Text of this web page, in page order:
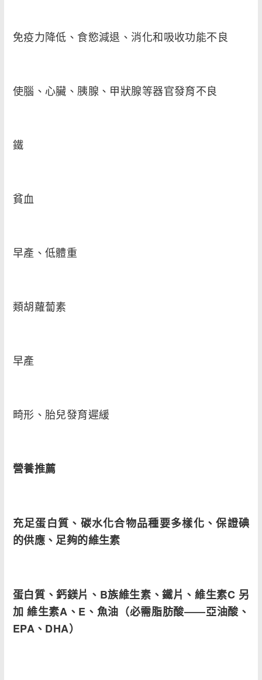
免疫力降低、食慾減退、消化和吸收功能不良
使腦、心臟、胰腺、甲狀腺等器官發育不良
鐵
貧血
早產、低體重
類胡蘿蔔素
早產
畸形、胎兒發育遲緩
營養推薦
充足蛋白質、碳水化合物品種要多樣化、保證碘
的供應、足夠的維生素
蛋白質、鈣鎂片、B族維生素、鐵片、維生素C 另
加維生素A 、E 、魚油（必需脂肪酸――亞油酸、
EPA、DHA）